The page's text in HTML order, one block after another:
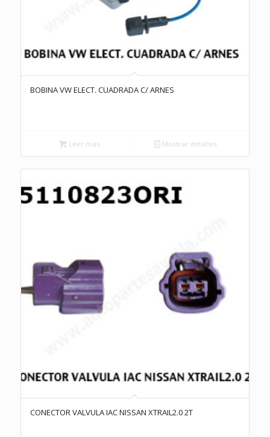
BOBINA VW ELECT. CUADRADA C/ ARNES
Leer más Mostrar detalles
CONECTOR VALVULA IAC NISSAN XTRAIL2.0 2T